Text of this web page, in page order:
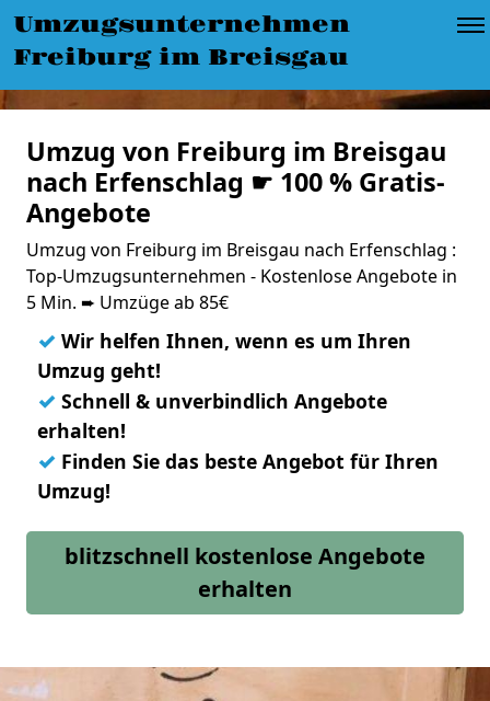
Umzugsunternehmen
Freiburg im Breisgau
Umzug von Freiburg im Breisgau
nach Erfenschlag ☛ 100 % Gratis-
Angebote
Umzug von Freiburg im Breisgau nach Erfenschlag :
Top-Umzugsunternehmen - Kostenlose Angebote in
5 Min. ➨ Umzüge ab 85€
✓ Wir helfen Ihnen, wenn es um Ihren
Umzug geht!
✓ Schnell & unverbindlich Angebote
erhalten!
✓ Finden Sie das beste Angebot für Ihren
Umzug!
blitzschnell kostenlose Angebote
erhalten